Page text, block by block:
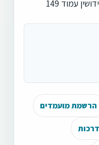
עמוד 149
הרשמת מועמדים